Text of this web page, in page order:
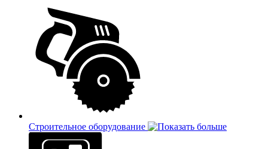
Строительное оборудование